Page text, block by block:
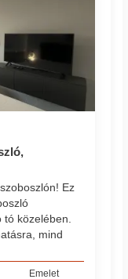
Ez
tó közelében.
mind
Emelet